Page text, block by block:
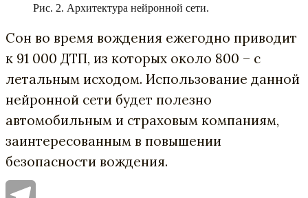
Рис. 2. Архитектура нейронной сети.
Сон во время вождения ежегодно приводит
к 91 000 ДТП, из которых около 800 – с
летальным исходом. Использование данной
нейронной сети будет полезно
автомобильным и страховым компаниям,
заинтересованным в повышении
безопасности вождения.